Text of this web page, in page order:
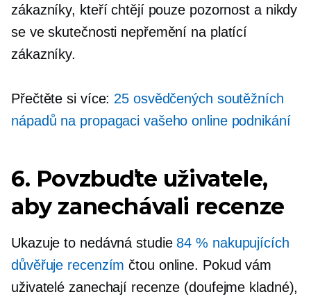
zákazníky, kteří chtějí pouze pozornost a nikdy
se ve skutečnosti nepřemění na platící
zákazníky.
Přečtěte si více: 25 osvědčených soutěžních
nápadů na propagaci vašeho online podnikání
6. Povzbuďte uživatele,
aby zanechávali recenze
Ukazuje to nedávná studie 84 % nakupujících
důvěřuje recenzím čtou online. Pokud vám
uživatelé zanechají recenze (doufejme kladné),